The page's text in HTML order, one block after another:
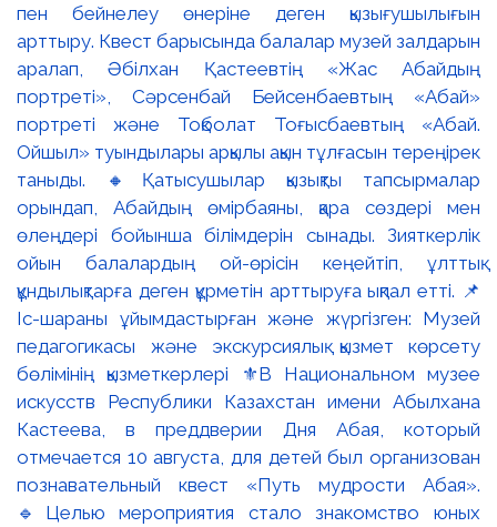
пен бейнелеу өнеріне деген қызығушылығын
арттыру. Квест барысында балалар музей залдарын
аралап, Әбілхан Қастеевтің «Жас Абайдың
портреті», Сәрсенбай Бейсенбаевтың «Абай»
портреті және Тоқболат Тоғысбаевтың «Абай.
Ойшыл» туындылары арқылы ақын тұлғасын тереңірек
таныды. 🔸Қатысушылар қызықты тапсырмалар
орындап, Абайдың өмірбаяны, қара сөздері мен
өлеңдері бойынша білімдерін сынады. Зияткерлік
ойын балалардың ой-өрісін кеңейтіп, ұлттық
құндылықтарға деген құрметін арттыруға ықпал етті. 📌
Іс-шараны ұйымдастырған және жүргізген: Музей
педагогикасы және экскурсиялық қызмет көрсету
бөлімінің қызметкерлері ⚜️В Национальном музее
искусств Республики Казахстан имени Абылхана
Кастеева, в преддверии Дня Абая, который
отмечается 10 августа, для детей был организован
познавательный квест «Путь мудрости Абая».
🔹Целью мероприятия стало знакомство юных